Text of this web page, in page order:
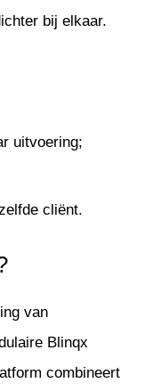
bij elkaar.
uitvoering;
cliënt.
van
Blinqx
combineert